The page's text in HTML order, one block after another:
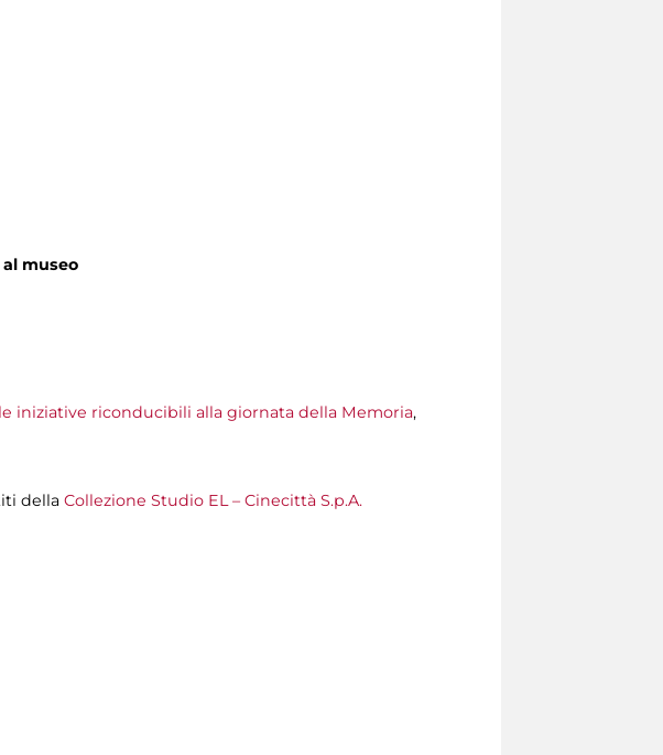
museo
iniziative riconducibili alla giornata della Memoria,
della Collezione Studio EL – Cinecittà S.p.A.